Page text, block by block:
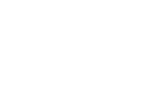
जाता है कि जिन छात्रों द्वारा अपनी अंतिम
कार्यालय में प्रस्तुत करना है जिससे उनके
दुबे, हरलीन कौर, जूनिया सक्सेना,